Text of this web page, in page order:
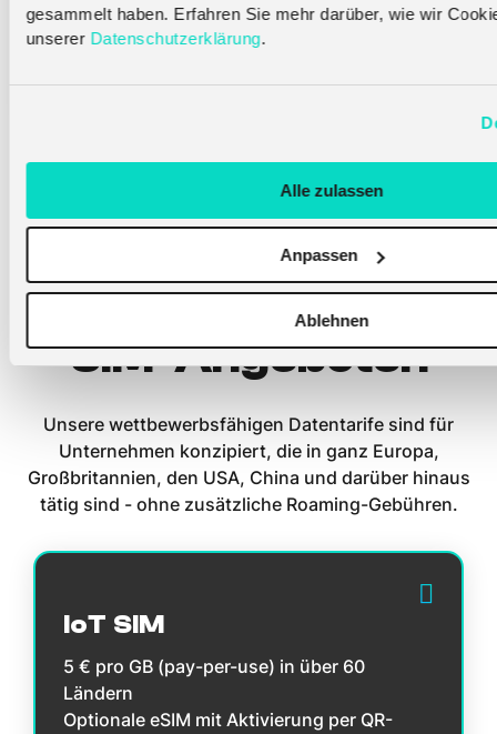
gesammelt haben. Erfahren Sie mehr darüber, wie wir
unserer Datenschutzerklärung.
Alle zulassen
Anpassen
Ablehnen
Starten Sie jetzt
mit unseren IoT-
SIM-Angeboten
Unsere wettbewerbsfähigen Datentarife sind für
Unternehmen konzipiert, die in ganz Europa,
Großbritannien, den USA, China und darüber hinaus
tätig sind - ohne zusätzliche Roaming-Gebühren.
IoT SIM
5 € pro GB (pay-per-use) in über 60
Ländern
Optionale eSIM mit Aktivierung per QR-